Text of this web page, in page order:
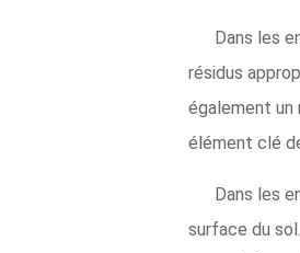
Dans les
résidus
également un
élément clé
Dans les
surface du